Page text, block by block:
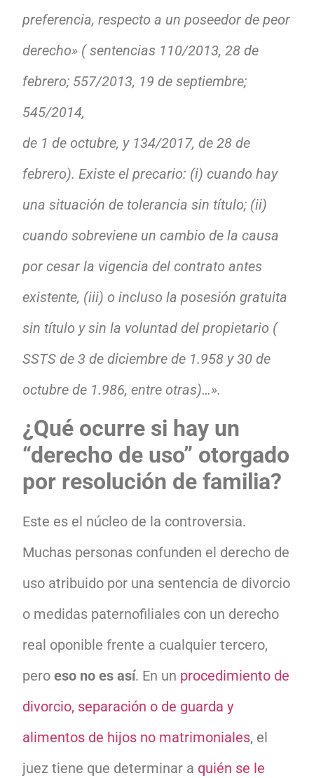
preferencia, respecto a un poseedor de peor
derecho» ( sentencias 110/2013, 28 de
febrero; 557/2013, 19 de septiembre;
545/2014,
de 1 de octubre, y 134/2017, de 28 de
febrero). Existe el precario: (i) cuando hay
una situación de tolerancia sin título; (ii)
cuando sobreviene un cambio de la causa
por cesar la vigencia del contrato antes
existente, (iii) o incluso la posesión gratuita
sin título y sin la voluntad del propietario (
SSTS de 3 de diciembre de 1.958 y 30 de
octubre de 1.986, entre otras)…».
¿Qué ocurre si hay un
“derecho de uso” otorgado
por resolución de familia?
Este es el núcleo de la controversia.
Muchas personas confunden el derecho de
uso atribuido por una sentencia de divorcio
o medidas paternofiliales con un derecho
real oponible frente a cualquier tercero,
peroeso no es así. En un procedimiento de
divorcio, separación o de guarda y
alimentos de hijos no matrimoniales, el
juez tiene que determinar a quién se le